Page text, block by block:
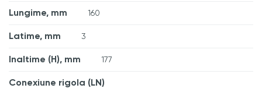
Lungime, mm 160
Latime, mm 3
Inaltime (H), mm 177
Conexiune rigola (LN)